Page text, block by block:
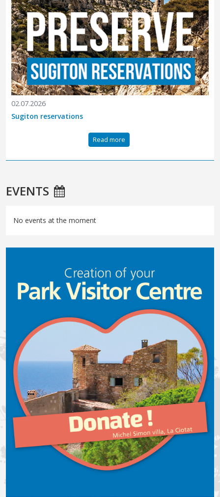
02.07.2026
Sugiton reservations
Read more
EVENTS
No events at the moment